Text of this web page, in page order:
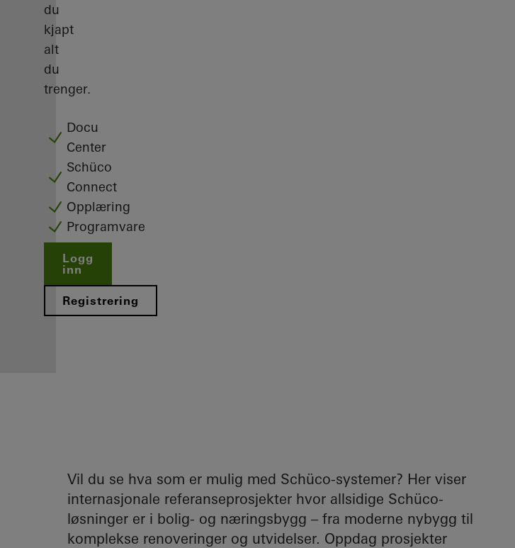
Oppdag Min
arbeidsplass
du
kjapt
alt
du
trenger.
Docu
Center
Schüco
Connect
Opplæring
Programvare
Logg
inn
Registrering
Vil du se hva som er mulig med Schüco-systemer? Her viser
internasjonale referanseprosjekter hvor allsidige Schüco-
løsninger er i bolig- og næringsbygg – fra moderne nybygg til
komplekse renoveringer og utvidelser. Oppdag prosjekter